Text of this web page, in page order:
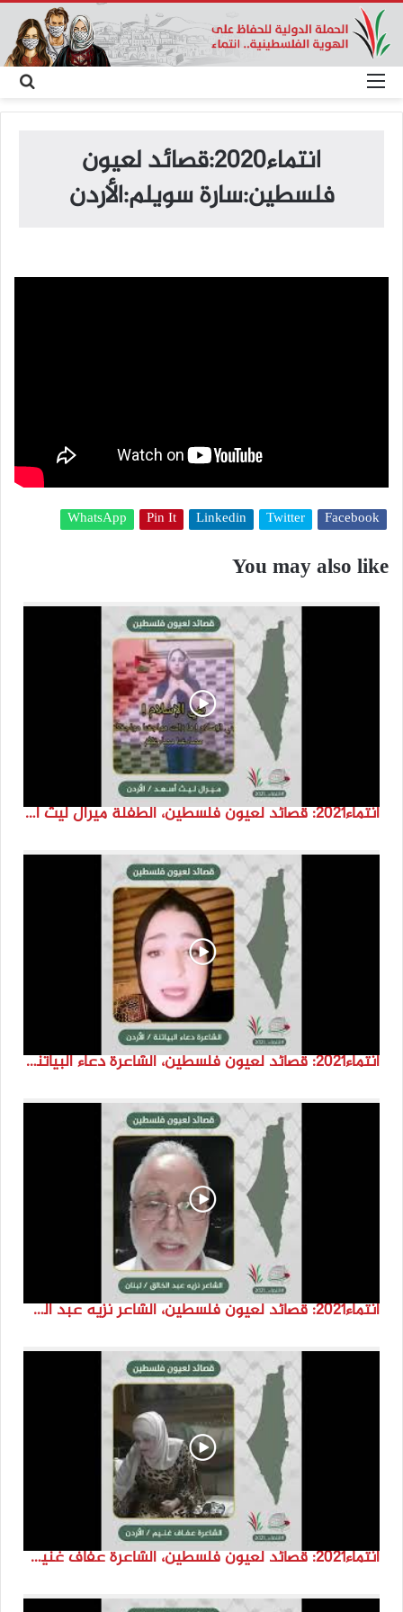
عن
انتماء2020:قصائد لعيون
فلسطين:سارة سويلم:الأردن
Facebook
Twitter
Linkedin
Pin It
WhatsApp
You may also like
انتماء2021: قصائد لعيون فلسطين، الطفلة ميرال ليث اسعد، الاردن
انتماء2021: قصائد لعيون فلسطين، الشاعرة دعاء البياتنة ، الاردن
انتماء2021: قصائد لعيون فلسطين، الشاعر نزيه عبد الخالق، لبنان
انتماء2021: قصائد لعيون فلسطين، الشاعرة عفاف غنيم، الاردن